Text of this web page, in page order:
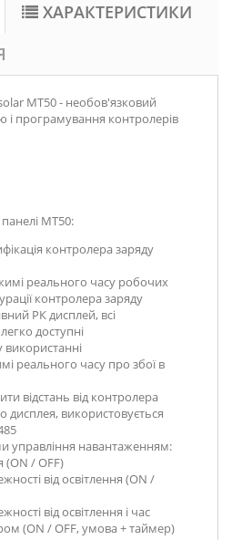
ХАРАКТЕРИСТИКИ
MT50 - необов'язковий
і програмування контролерів
MT50:
контролера заряду
реального часу робочих
контролера заряду
РК дисплей, всі
доступні
використанні
реального часу про збої в
відстань від контролера
дисплея, використовується
управління навантаженням:
(ON / OFF)
від освітлення (ON /
від освітлення і час
(ON / OFF, умова + таймер)